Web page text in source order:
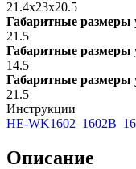
21.4x23x20.5
Габаритные размеры
21.5
Габаритные
14.5
Габаритные размеры
21.5
Инструкции
HE-
Описание